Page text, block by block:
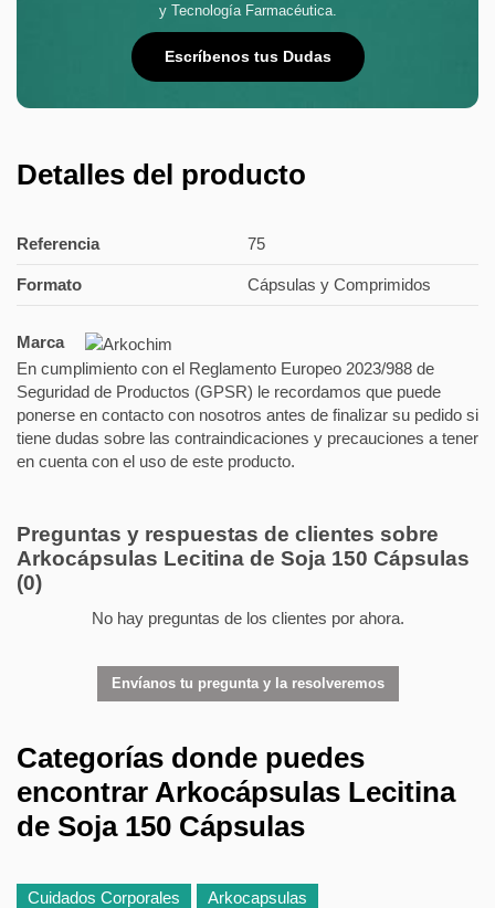
y Tecnología Farmacéutica.
Escríbenos tus Dudas
Detalles del producto
Referencia 75
Formato Cápsulas y Comprimidos
Marca
En cumplimiento con el Reglamento Europeo 2023/988 de
Seguridad de Productos (GPSR) le recordamos que puede
ponerse en contacto con nosotros antes de finalizar su pedido si
tiene dudas sobre las contraindicaciones y precauciones a tener
en cuenta con el uso de este producto.
Preguntas y respuestas de clientes sobre
Arkocápsulas Lecitina de Soja 150 Cápsulas
(0)
No hay preguntas de los clientes por ahora.
Envíanos tu pregunta y la resolveremos
Categorías donde puedes
encontrar Arkocápsulas Lecitina
de Soja 150 Cápsulas
Cuidados Corporales
Arkocapsulas